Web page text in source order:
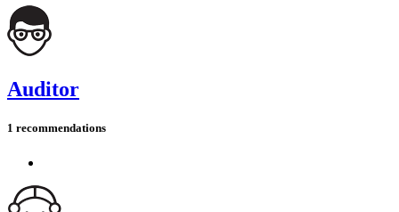
Auditor
1 recommendations